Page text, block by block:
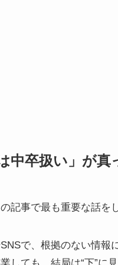
中卒扱い」が
記事で最も重要な話を
で、根拠のない情報